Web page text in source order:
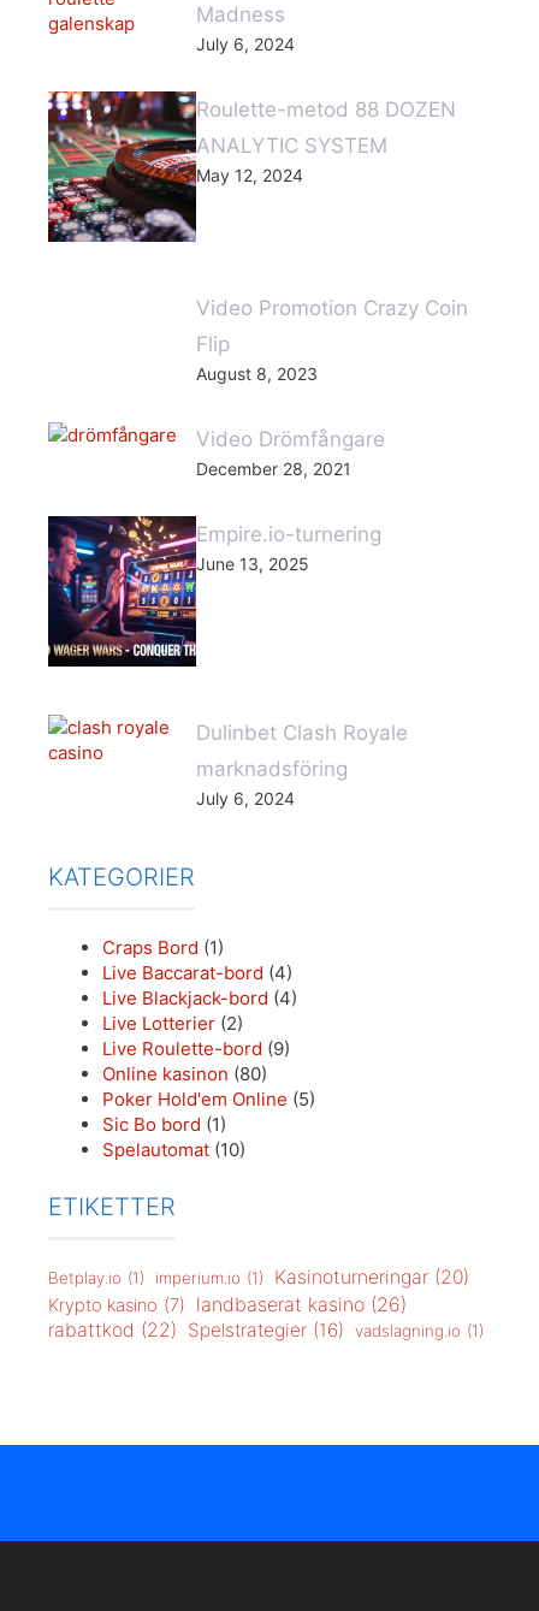
Madness
July 6, 2024
Roulette-metod 88 DOZEN
ANALYTIC SYSTEM
May 12, 2024
Video Promotion Crazy Coin
Flip
August 8, 2023
Video Drömfångare
December 28, 2021
Empire.io-turnering
June 13, 2025
Dulinbet Clash Royale
marknadsföring
July 6, 2024
KATEGORIER
Craps Bord (1)
Live Baccarat-bord (4)
Live Blackjack-bord (4)
Live Lotterier (2)
Live Roulette-bord (9)
Online kasinon (80)
Poker Hold'em Online (5)
Sic Bo bord (1)
Spelautomat (10)
ETIKETTER
Betplay.io (1) imperium.io (1) Kasinoturneringar (20)
Krypto kasino (7) landbaserat kasino (26)
rabattkod (22) Spelstrategier (16) vadslagning.io (1)